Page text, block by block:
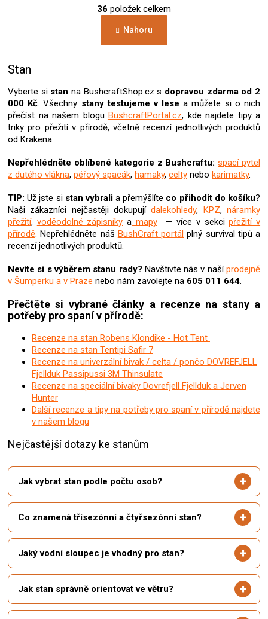
v
á
d
p
r
v
k
y
p
i
u
á
n
k
v
36 položek celkem
Nahoru
Stan
Vyberte si stan na BushcraftShop.cz s dopravou zdarma od 2
000 Kč. Všechny stany testujeme v lese a můžete si o nich
přečíst na našem blogu BushcraftPortal.cz, kde najdete tipy a
triky pro přežití v přírodě, včetně recenzí jednotlivých produktů
od Krakena.
Nepřehlédněte oblíbené kategorie z Bushcraftu:spací pytel
z dutého vlákna, péřový spacák, hamaky, celty nebo karimatky.
TIP:Už jste si stan vybralia přemýšlíte co přihodit do košíku?
Naši zákazníci nejčastěji dokupujídalekohledy, KPZ,náramky
přežití, voděodolné zápisníky a mapy— více v sekcipřežití v
přírodě. Nepřehlédněte náš BushCraft portál plný survival tipů a
recenzí jednotlivých produktů.
Nevíte si s výběrem stanu rady? Navštivte nás v našíprodejně
v Šumperku a v Praze nebo nám zavolejte na 605 011 644.
Přečtěte si vybrané články a recenze na stany a
potřeby pro spaní v přírodě:
Recenze na stan Robens Klondike - Hot Tent
Recenze na stan Tentipi Safir 7
Recenze na univerzální bivak / celta / pončo DOVREFJELL
Fjellduk Passipussi 3M Thinsulate
Recenze na speciální bivaky Dovrefjell Fjellduk a Jerven
Hunter
Další recenze a tipy na potřeby pro spaní v přírodě najdete
v našem blogu
Nejčastější dotazy ke stanům
Jak vybrat stan podle počtu osob?
Co znamená třísezónní a čtyřsezónní stan?
Jaký vodní sloupec je vhodný pro stan?
Jak stan správně orientovat ve větru?